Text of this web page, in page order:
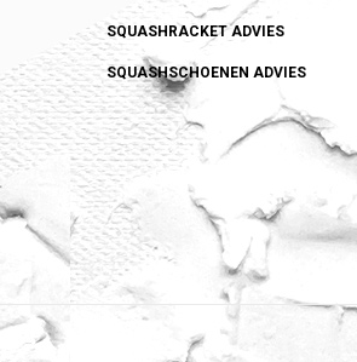
SQUASHRACKET ADVIES
SQUASHSCHOENEN ADVIES